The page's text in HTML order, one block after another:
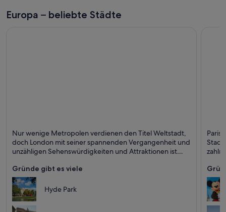
Europa – beliebte Städte
Museen, Theater und Historisch
Nur wenige Metropolen verdienen den Titel Weltstadt,
doch London mit seiner spannenden Vergangenheit und
unzähligen Sehenswürdigkeiten und Attraktionen ist
Stadt warten nur darauf, von Ihnen entdeckt zu werden.
Gründe gibt es viele
Hyde Park
Paris
Stadt